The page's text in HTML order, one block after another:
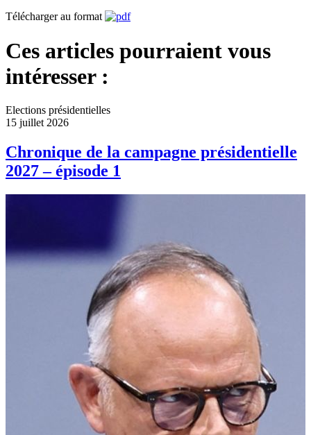
Télécharger au format
Ces articles pourraient vous
intéresser :
Elections présidentielles
15 juillet 2026
Chronique de la campagne présidentielle
2027 – épisode 1